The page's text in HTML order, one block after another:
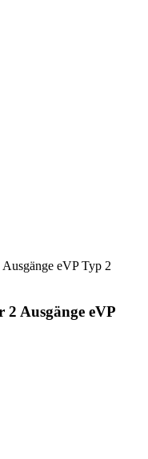
eVP Typ 2
Ausgänge eVP